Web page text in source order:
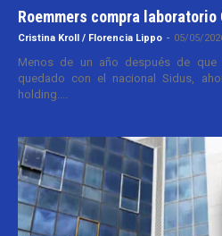
Roemmers compra laboratorio
Cristina Kroll / Florencia Lippo - 05/05/
Menos de un año después de que
quedado con el nacional Sidus,
holding....